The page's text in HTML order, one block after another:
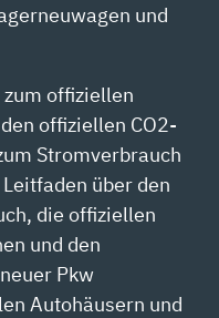
und
offiziellen
offiziellen CO2-
Stromverbrauch
über den
die offiziellen
und den
Pkw
Autohäusern und